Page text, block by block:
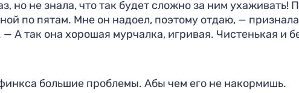
но не знала, что так будет сложно за ним ухаживать!
по пятам. Мне он надоел, поэтому отдаю, —
А так она хорошая мурчалка, игривая. Чистенькая и
большие проблемы. Абы чем его не накормишь.